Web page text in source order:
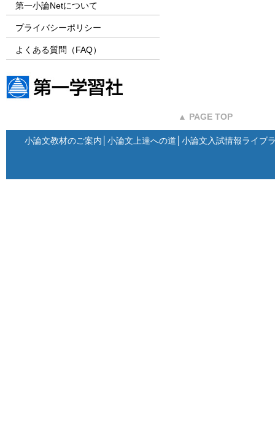
第一小論Netについて
プライバシーポリシー
よくある質問（FAQ）
▲ PAGE TOP
小論文教材のご案内 小論文上達への道 小論文入試情報ライブ